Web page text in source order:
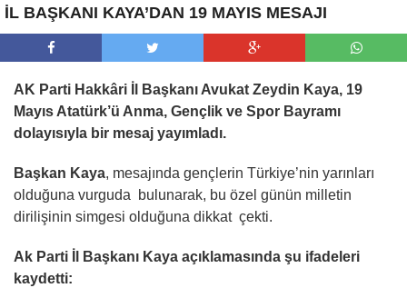
İL BAŞKANI KAYA’DAN 19 MAYIS MESAJI
AK Parti Hakkâri İl Başkanı Avukat Zeydin Kaya, 19
Mayıs Atatürk’ü Anma, Gençlik ve Spor Bayramı
dolayısıyla bir mesaj yayımladı.
Başkan Kaya, mesajında gençlerin Türkiye’nin yarınları
olduğuna vurguda bulunarak, bu özel günün milletin
dirilişinin simgesi olduğuna dikkat çekti.
Ak Parti İl Başkanı Kaya açıklamasında şu ifadeleri
kaydetti: